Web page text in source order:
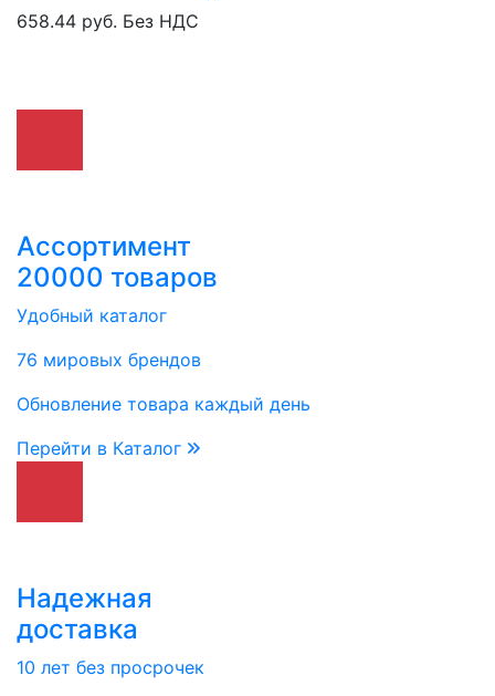
658.44 руб. Без НДС
Ассортимент
20000 товаров
Удобный каталог
76 мировых брендов
Обновление товара каждый день
Перейти в Каталог
Надежная
доставка
10 лет без просрочек